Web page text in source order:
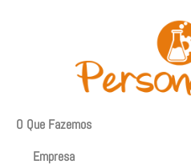
O Que Fazemos
Empresa